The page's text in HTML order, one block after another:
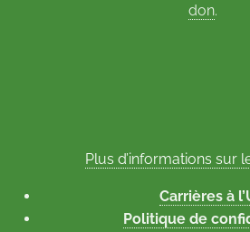
don.
Plus d’informations sur
Carrières à
Politique de